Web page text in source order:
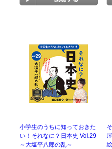
小学生のうちに知っておきた
い！それなに？日本史 Vol.29
～大塩平八郎の乱～